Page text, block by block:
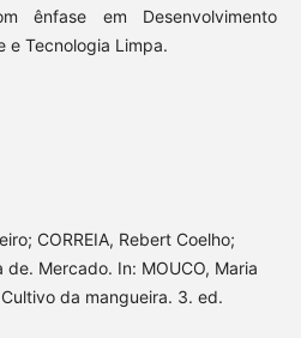
ênfase em Desenvolvimento
e Tecnologia Limpa.
CORREIA, Rebert Coelho;
de. Mercado. In: MOUCO, Maria
da mangueira. 3. ed.